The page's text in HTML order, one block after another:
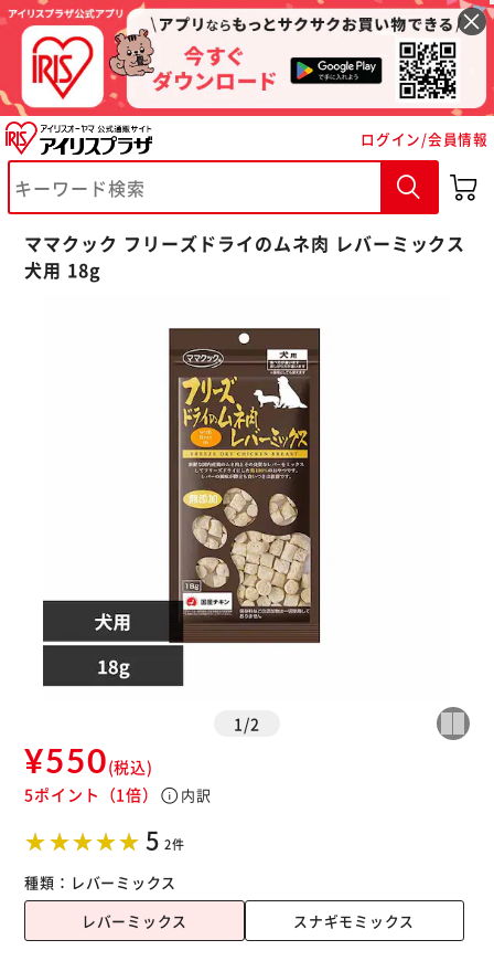
ログイン/会員情報
ママクック フリーズドライのムネ肉 レバーミックス
犬用 18g
1 /2
¥550(税込)
5ポイント （1倍） info内訳
5 2件
種類： レバーミックス
レバーミックス
スナギモミックス
※ご確認ください
カートに入れる 購入手続きへ